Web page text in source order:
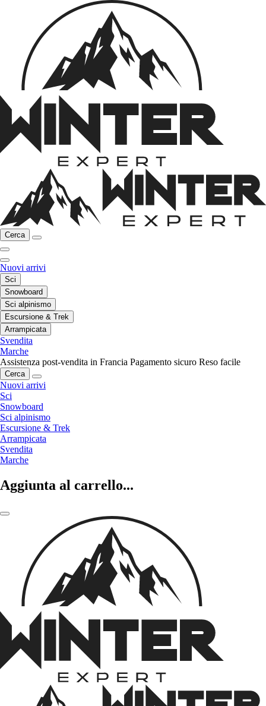
Cerca
Nuovi arrivi
Sci
Snowboard
Sci alpinismo
Escursione & Trek
Arrampicata
Svendita
Marche
Assistenza post-vendita in Francia Pagamento sicuro Reso facile
Cerca
Nuovi arrivi
Sci
Snowboard
Sci alpinismo
Escursione & Trek
Arrampicata
Svendita
Marche
Aggiunta al carrello...